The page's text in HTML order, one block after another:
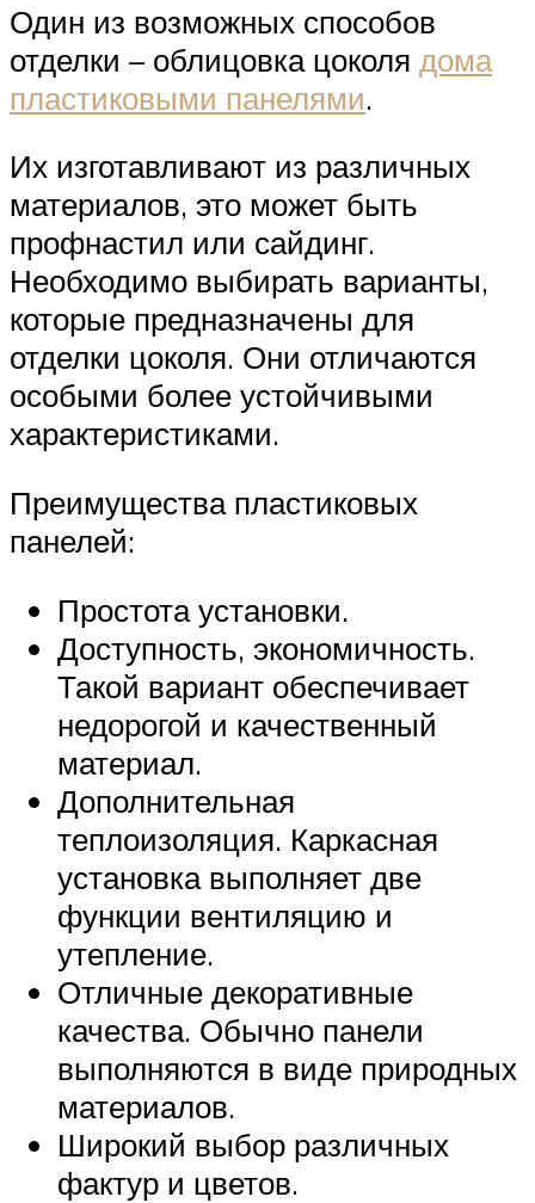
Один из возможных способов
отделки – облицовка цоколя дома
пластиковыми панелями.
Их изготавливают из различных
материалов, это может быть
профнастил или сайдинг.
Необходимо выбирать варианты,
которые предназначены для
отделки цоколя. Они отличаются
особыми более устойчивыми
характеристиками.
Преимущества пластиковых
панелей:
Простота установки.
Доступность, экономичность.
Такой вариант обеспечивает
недорогой и качественный
материал.
Дополнительная
теплоизоляция. Каркасная
установка выполняет две
функции вентиляцию и
утепление.
Отличные декоративные
качества. Обычно панели
выполняются в виде природных
материалов.
Широкий выбор различных
фактур и цветов.